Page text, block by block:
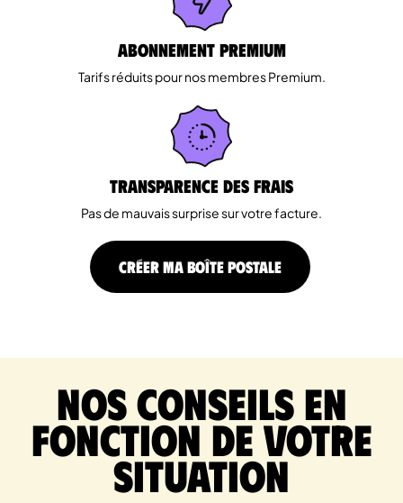
Abonnement Premium
Tarifs réduits pour nos membres Premium.
Transparence des Frais
Pas de mauvais surprise sur votre facture.
CRÉER MA BOÎTE POSTALE
Nos conseils en
fonction de votre
situation